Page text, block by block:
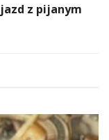
z pijanym